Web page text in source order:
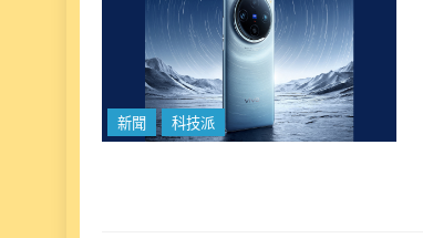
新聞 科技派